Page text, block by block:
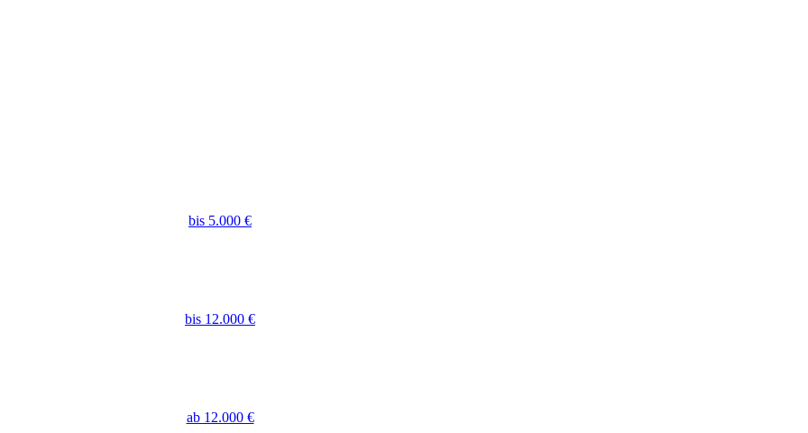
bis 5.000 €
bis 12.000 €
ab 12.000 €